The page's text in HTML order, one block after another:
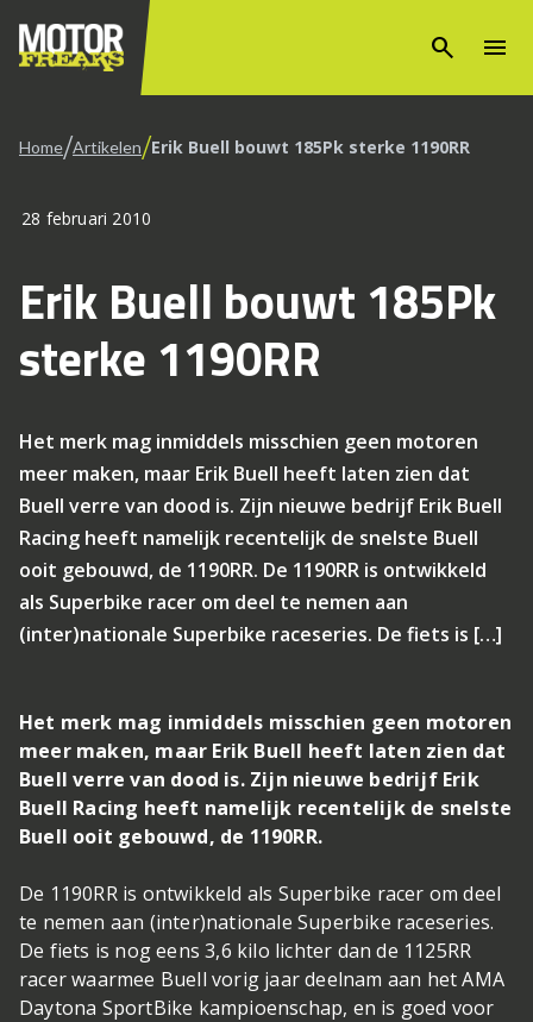
search menu
Home/Artikelen/Erik Buell bouwt 185Pk sterke 1190RR
28 februari 2010
Erik Buell bouwt 185Pk
sterke 1190RR
Het merk mag inmiddels misschien geen motoren
meer maken, maar Erik Buell heeft laten zien dat
Buell verre van dood is. Zijn nieuwe bedrijf Erik Buell
Racing heeft namelijk recentelijk de snelste Buell
ooit gebouwd, de 1190RR. De 1190RR is ontwikkeld
als Superbike racer om deel te nemen aan
(inter)nationale Superbike raceseries. De fiets is […]
Het merk mag inmiddels misschien geen motoren
meer maken, maar Erik Buell heeft laten zien dat
Buell verre van dood is. Zijn nieuwe bedrijf Erik
Buell Racing heeft namelijk recentelijk de snelste
Buell ooit gebouwd, de 1190RR.
De 1190RR is ontwikkeld als Superbike racer om deel
te nemen aan (inter)nationale Superbike raceseries.
De fiets is nog eens 3,6 kilo lichter dan de 1125RR
racer waarmee Buell vorig jaar deelnam aan het AMA
Daytona SportBike kampioenschap, en is goed voor